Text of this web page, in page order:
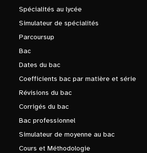
Spécialités au lycée
Simulateur de spécialités
Parcoursup
Bac
Dates du bac
Coefficients bac par matière et série
Révisions du bac
Corrigés du bac
Bac professionnel
Simulateur de moyenne au bac
Cours et Méthodologie